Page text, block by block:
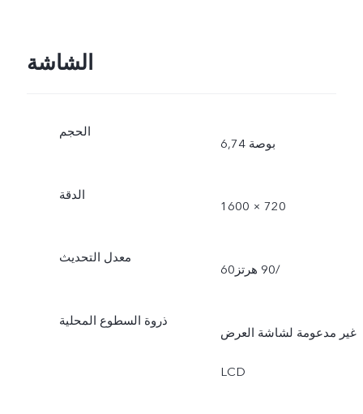
الشاشة
الحجم
6,74 بوصة
الدقة
1600 × 720
معدل التحديث
60‏/90 هرتز
ذروة السطوع المحلية
غير مدعومة لشاشة العرض
LCD